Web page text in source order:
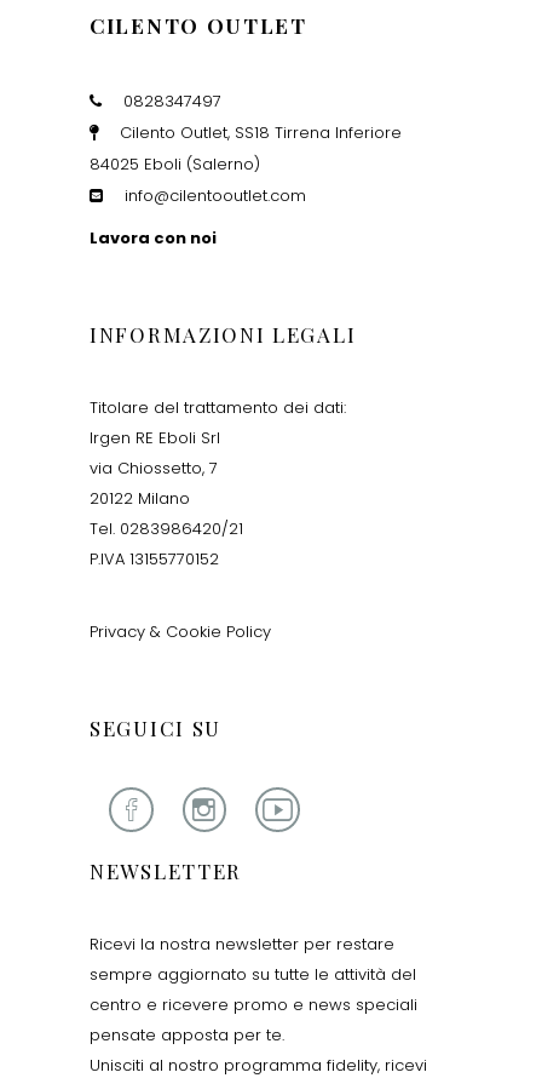
CILENTO OUTLET
0828347497
Cilento Outlet, SS18 Tirrena Inferiore
84025 Eboli (Salerno)
info@cilentooutlet.com
Lavora con noi
INFORMAZIONI LEGALI
Titolare del trattamento dei dati:
Irgen RE Eboli Srl
via Chiossetto, 7
20122 Milano
Tel. 0283986420/21
P.IVA 13155770152
Privacy & Cookie Policy
SEGUICI SU
NEWSLETTER
Ricevi la nostra newsletter per restare
sempre aggiornato su tutte le attività del
centro e ricevere promo e news speciali
pensate apposta per te.
Unisciti al nostro programma fidelity, ricevi